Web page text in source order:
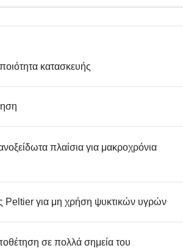
ποιότητα κατασκευής
πλαίσια για μακροχρόνια
Peltier για μη χρήση ψυκτικών υγρών
σε πολλά σημεία του